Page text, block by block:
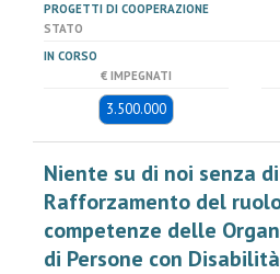
PROGETTI DI COOPERAZIONE
STATO
IN CORSO
€ IMPEGNATI
3.500.000
Niente su di noi senza
Rafforzamento del
competenze delle
di Persone con Disabilità